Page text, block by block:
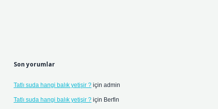
Son yorumlar
Tatlı suda hangi balık yetişir ? için admin
Tatlı suda hangi balık yetişir ? için Berfin